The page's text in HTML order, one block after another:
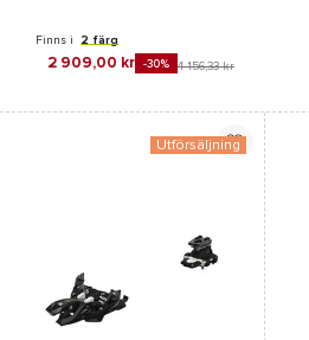
2 909,00 kr -30% 4 156,33 kr
Finns i 2 färg
Utförsäljning